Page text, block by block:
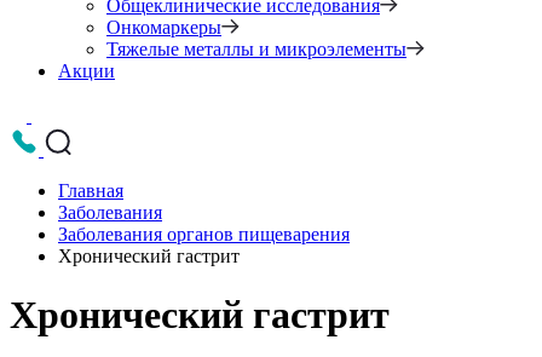
Общеклинические исследования
Онкомаркеры
Тяжелые металлы и микроэлементы
Акции
Главная
Заболевания
Заболевания органов пищеварения
Хронический гастрит
Хронический гастрит